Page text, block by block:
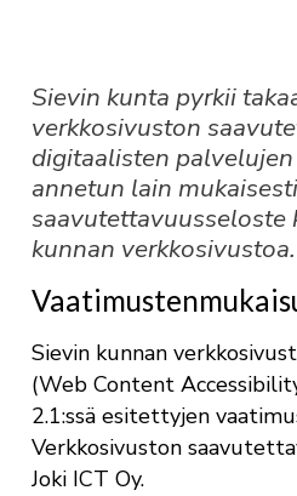
Sievin kunta pyrkii
verkkosivuston
digitaalisten
annetun lain
saavutettavuusseloste
kunnan verkkosivustoa.
Sievin kunnan
(Web Content
2.1:ssä esitettyjen
Verkkosivuston
Joki ICT Oy.